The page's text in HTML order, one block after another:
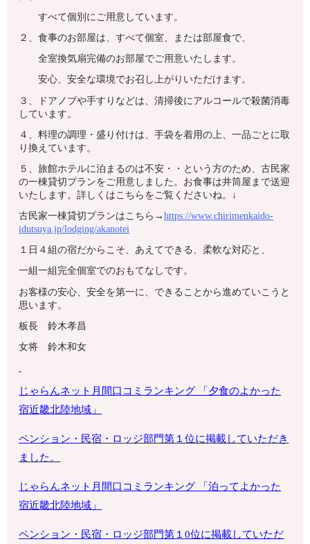
すべて個別にご用意しています。
２、食事のお部屋は、すべて個室、または部屋食で、
全室換気扇完備のお部屋でご用意いたします。
安心、安全な環境でお召し上がりいただけます。
３、ドアノブや手すりなどは、清掃後にアルコールで殺菌消毒
しています。
４、料理の調理・盛り付けは、手袋を着用の上、一品ごとに取
り換えています。
５、旅館ホテルに泊まるのは不安・・という方のため、古民家
の一棟貸切プランをご用意しました。お食事は井筒屋まで送迎
いたします。詳しくはこちらをご覧くださいね。↓
古民家一棟貸切プランはこちら→https://www.chirimenkaido-
idutsuya.jp/lodging/akanotei
１日４組の宿だからこそ、あえてできる、柔軟な対応と、
一組一組完全個室でのおもてなしです。
お客様の安心、安全を第一に、できることから進めていこうと
思います。
板長 鈴木孝昌
女将 鈴木和女
じゃらんネット月間口コミランキング 「夕食のよかった
宿近畿北陸地域 」
ペンション・ 民宿・ロッジ部門第１位に掲載していただき
ました。
じゃらんネット月間口コミランキング 「泊ってよかった
宿近畿北陸地域」
ペンション・ 民宿・ロッジ部門第１0位に掲載していただ